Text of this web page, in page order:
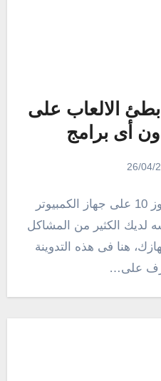
الالعاب على
26/04/
إذا كنت مثبت نسخة ويندوز 10 على جهاز الكمبيوتر
لديك الكثير من المشاكل
هنا فى هذه التدوينة
على…